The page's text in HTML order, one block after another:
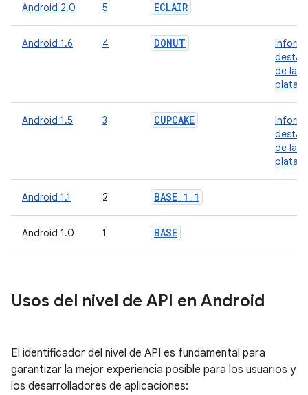
Android 2.0 5 ECLAIR
Android 1.6 4 DONUT
de la
Android 1.5 3 CUPCAKE
de la
Android 1.1 2 BASE_1_1
Android 1.0 1 BASE
Usos del nivel de API en Android
El identificador del nivel de API es fundamental para
garantizar la mejor experiencia posible para los usuarios y
los desarrolladores de aplicaciones: